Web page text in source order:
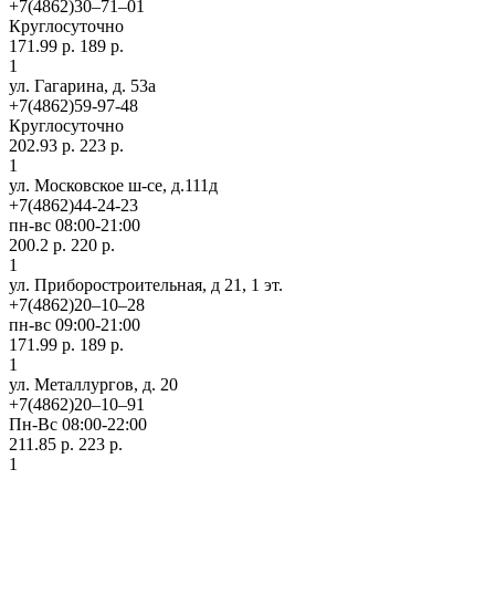
+7(4862)30‒71‒01
Круглосуточно
171.99 р. 189 р.
1
ул. Гагарина, д. 53а
+7(4862)59-97-48
Круглосуточно
202.93 р. 223 р.
1
ул. Московское ш-се, д.111д
+7(4862)44-24-23
пн-вс 08:00-21:00
200.2 р. 220 р.
1
ул. Приборостроительная, д 21, 1 эт.
+7(4862)20‒10‒28
пн-вс 09:00-21:00
171.99 р. 189 р.
1
ул. ​Металлургов, д. 20
+7(4862)20‒10‒91
Пн-Вс 08:00-22:00
211.85 р. 223 р.
1